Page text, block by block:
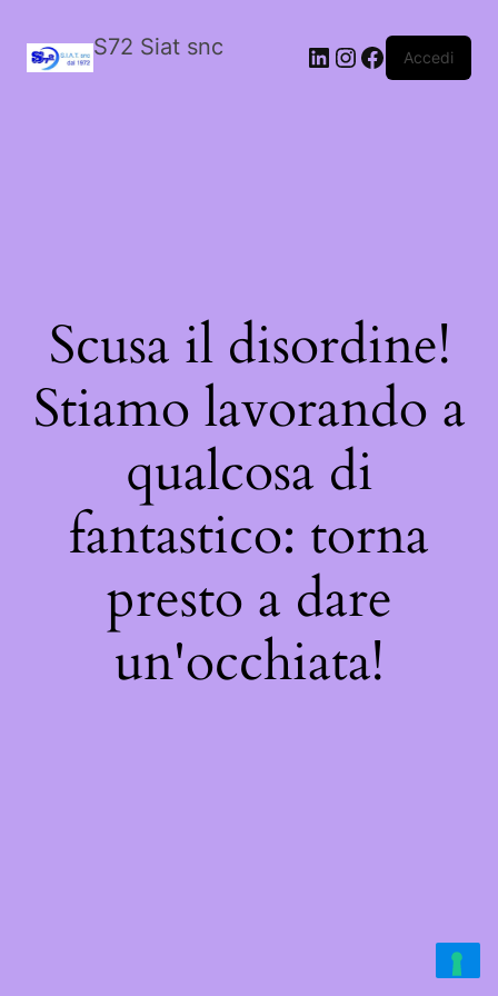
S72 Siat snc LinkedIn
Instagram
Facebook
Accedi
Scusa il disordine!
Stiamo lavorando a
qualcosa di
fantastico: torna
presto a dare
un'occhiata!